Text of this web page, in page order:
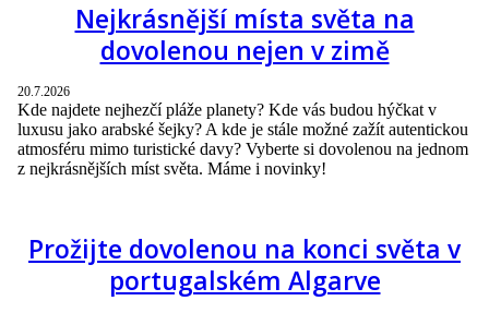
Nejkrásnější místa světa na
dovolenou nejen v zimě
20.7.2026
Kde najdete nejhezčí pláže planety? Kde vás budou hýčkat v
luxusu jako arabské šejky? A kde je stále možné zažít autentickou
atmosféru mimo turistické davy? Vyberte si dovolenou na jednom
z nejkrásnějších míst světa. Máme i novinky!
Prožijte dovolenou na konci světa v
portugalském Algarve